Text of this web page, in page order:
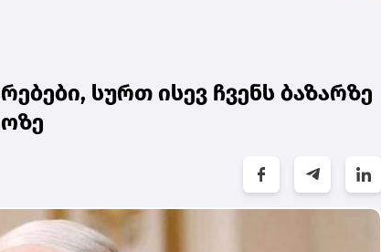
სურთ ისევ ჩვენს ბაზარზე